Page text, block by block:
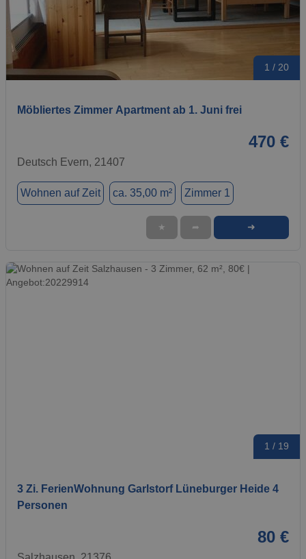
1 / 20
Möbliertes Zimmer Apartment ab 1. Juni frei
470 €
Deutsch Evern, 21407
Wohnen auf Zeit ca. 35,00 m² Zimmer 1
★ ➦ ➜
1 / 19
3 Zi. FerienWohnung Garlstorf Lüneburger Heide 4
Personen
80 €